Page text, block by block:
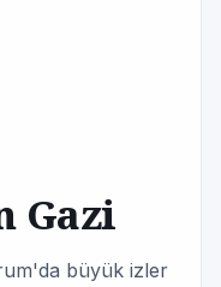
Gazi
büyük izler